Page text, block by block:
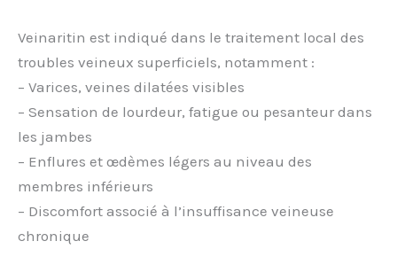
Veinaritin est indiqué dans le traitement local des
troubles veineux superficiels, notamment :
– Varices, veines dilatées visibles
– Sensation de lourdeur, fatigue ou pesanteur dans
les jambes
– Enflures et œdèmes légers au niveau des
membres inférieurs
– Discomfort associé à l’insuffisance veineuse
chronique